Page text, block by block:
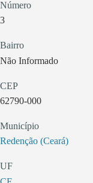
Número
3
Bairro
Não Informado
CEP
62790-000
Município
Redenção (Ceará)
UF